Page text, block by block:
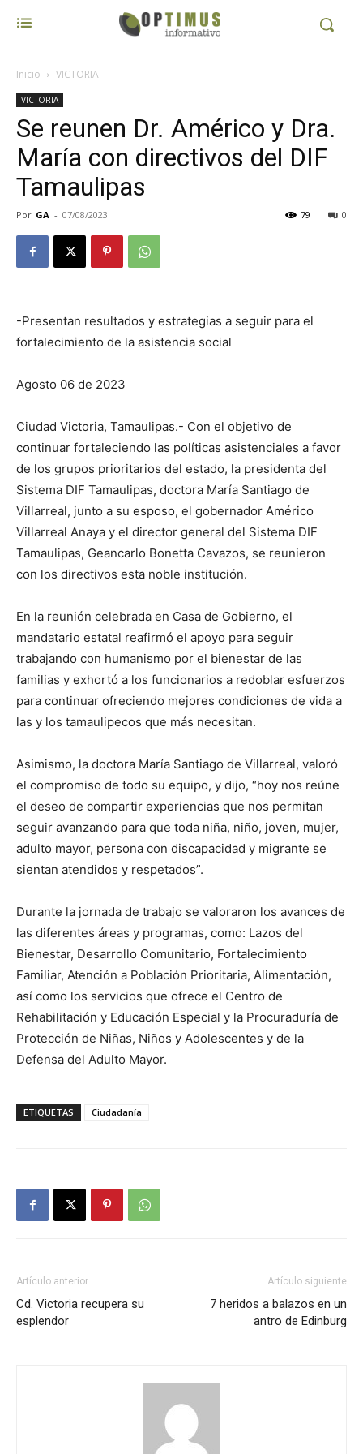
Inicio VICTORIA
VICTORIA
Se reunen Dr. Américo y Dra.
María con directivos del DIF
Tamaulipas
Por GA - 07/08/2023 0
79
-Presentan resultados y estrategias a seguir para el
fortalecimiento de la asistencia social
Agosto 06 de 2023
Ciudad Victoria, Tamaulipas.- Con el objetivo de
continuar fortaleciendo las políticas asistenciales a favor
de los grupos prioritarios del estado, la presidenta del
Sistema DIF Tamaulipas, doctora María Santiago de
Villarreal, junto a su esposo, el gobernador Américo
Villarreal Anaya y el director general del Sistema DIF
Tamaulipas, Geancarlo Bonetta Cavazos, se reunieron
con los directivos esta noble institución.
En la reunión celebrada en Casa de Gobierno, el
mandatario estatal reafirmó el apoyo para seguir
trabajando con humanismo por el bienestar de las
familias y exhortó a los funcionarios a redoblar esfuerzos
para continuar ofreciendo mejores condiciones de vida a
las y los tamaulipecos que más necesitan.
Asimismo, la doctora María Santiago de Villarreal, valoró
el compromiso de todo su equipo, y dijo, “hoy nos reúne
el deseo de compartir experiencias que nos permitan
seguir avanzando para que toda niña, niño, joven, mujer,
adulto mayor, persona con discapacidad y migrante se
sientan atendidos y respetados”.
Durante la jornada de trabajo se valoraron los avances de
las diferentes áreas y programas, como: Lazos del
Bienestar, Desarrollo Comunitario, Fortalecimiento
Familiar, Atención a Población Prioritaria, Alimentación,
así como los servicios que ofrece el Centro de
Rehabilitación y Educación Especial y la Procuraduría de
Protección de Niñas, Niños y Adolescentes y de la
Defensa del Adulto Mayor.
ETIQUETAS Ciudadanía
Artículo anterior
Cd. Victoria recupera su
esplendor
Artículo siguiente
7 heridos a balazos en un
antro de Edinburg